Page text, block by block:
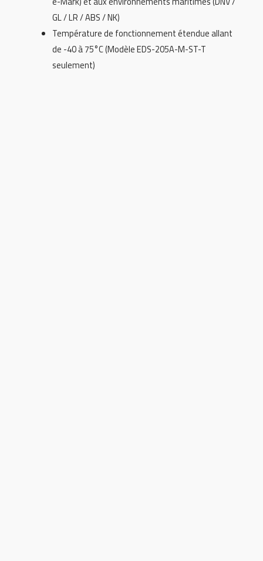
GL / LR / ABS / NK)
Température de fonctionnement étendue allant
de -40 à 75°C (Modèle EDS-205A-M-ST-T
seulement)